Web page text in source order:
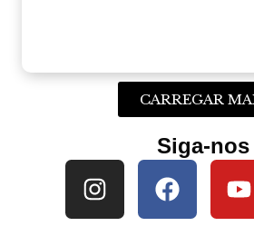
CARREGAR
Siga-nos